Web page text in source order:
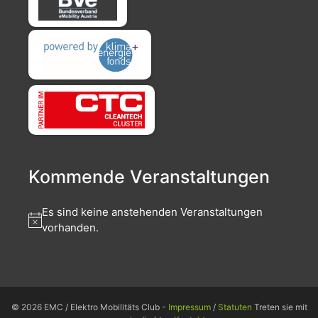
Kommende Veranstaltungen
Es sind keine anstehenden Veranstaltungen
vorhanden.
© 2026 EMC / Elektro Mobilitäts Club - Impressum/ Statuten Treten sie mit